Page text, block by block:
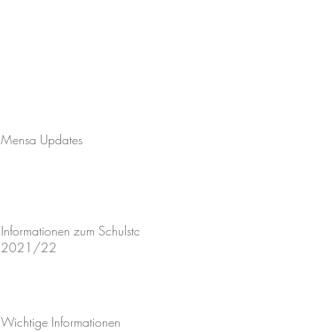
Mensa Updates
Informationen zum Schulstart
2021/22
Wichtige Informationen